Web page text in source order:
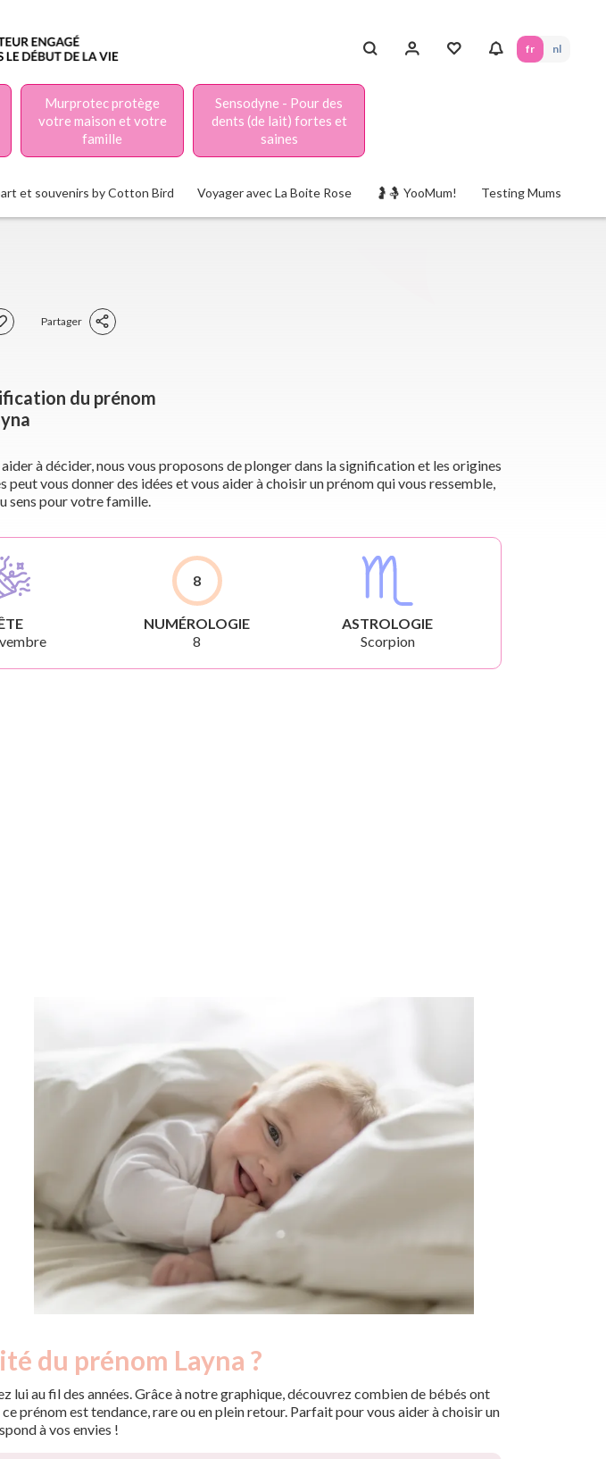
fr nl
Murprotec protège
votre maison et votre
famille
Sensodyne - Pour des
dents (de lait) fortes et
saines
et souvenirs by Cotton Bird Voyager avec La Boite Rose 🤰🤱 YooMum! Testing Mums
Partager
du prénom
à décider, nous vous proposons de plonger dans la signification et les origines
vous donner des idées et vous aider à choisir un prénom qui vous ressemble,
sens pour votre famille.
8
NUMÉROLOGIE
8
ASTROLOGIE
Scorpion
du prénom Layna ?
lui au fil des années. Grâce à notre graphique, découvrez combien de bébés ont
prénom est tendance, rare ou en plein retour. Parfait pour vous aider à choisir un
à vos envies !